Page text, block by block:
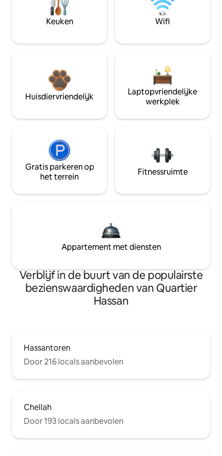
Keuken Wifi
Huisdiervriendelijk
Laptopvriendelijke
werkplek
Gratis parkeren op
het terrein
Fitnessruimte
Appartement met diensten
Verblijf in de buurt van de populairste
bezienswaardigheden van Quartier
Hassan
Hassantoren
Door 216 locals aanbevolen
Chellah
Door 193 locals aanbevolen